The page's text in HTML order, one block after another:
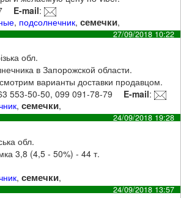
E-mail:
, подсолнечник,семечки,
27/09/2018 10:22
обл.
в Запорожской области.
варианты доставки продавцом.
553-50-50, 099 091-78-79 E-mail:
,семечки,
24/09/2018 19:28
обл.
3,8 (4,5 - 50%) - 44 т.
,семечки,
24/09/2018 13:57